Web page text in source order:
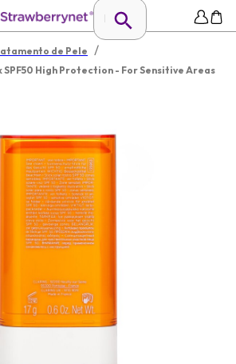
de Pele /
SPF50 High Protection - For Sensitive Areas